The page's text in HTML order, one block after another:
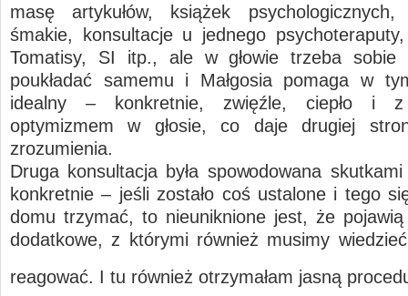
masę artykułów, książek
śmakie, konsultacje u jednego
Tomatisy, SI itp., ale w głowie trzeba sobie
poukładać samemu i Małgosia pomaga w
idealny – konkretnie, zwięźle, ciepło i z
optymizmem w głosie, co daje drugiej
zrozumienia.
Druga konsultacja była spowodowana
konkretnie – jeśli zostało coś ustalone i tego
domu trzymać, to nieuniknione jest, że
dodatkowe, z którymi również musimy
reagować. I tu również otrzymałam jasną